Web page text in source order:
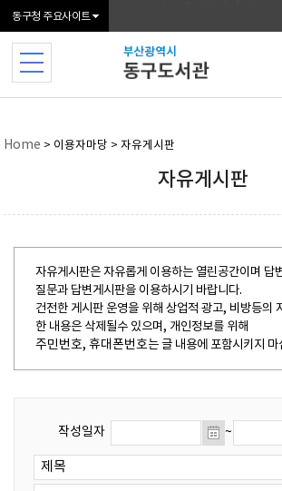
동구청 주요사이트
Home > 이용자마당 > 자유게시판
자유게시판
자유게시판은 자유롭게 이용하는 열린공간이며 답
질문과 답변게시판을 이용하시기 바랍니다.
건전한 게시판 운영을 위해 상업적 광고, 비방등의
한 내용은 삭제될수 있으며, 개인정보를 위해
주민번호, 휴대폰번호는 글 내용에 포함시키지 마
작성일자 ~